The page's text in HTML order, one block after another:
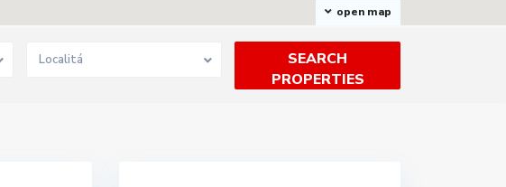
open map
Localitá